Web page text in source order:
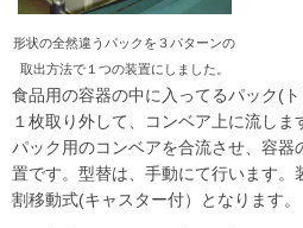
形状の全然違うパックを３パターンの
取出方法で１つの装置にしました。
食品用の容器の中に入ってるパック(
１枚取り外して、コンベア上に流しま
パック用のコンベアを合流させ、容器
置です。型替は、手動にて行います。
割移動式(キャスター付）となります。